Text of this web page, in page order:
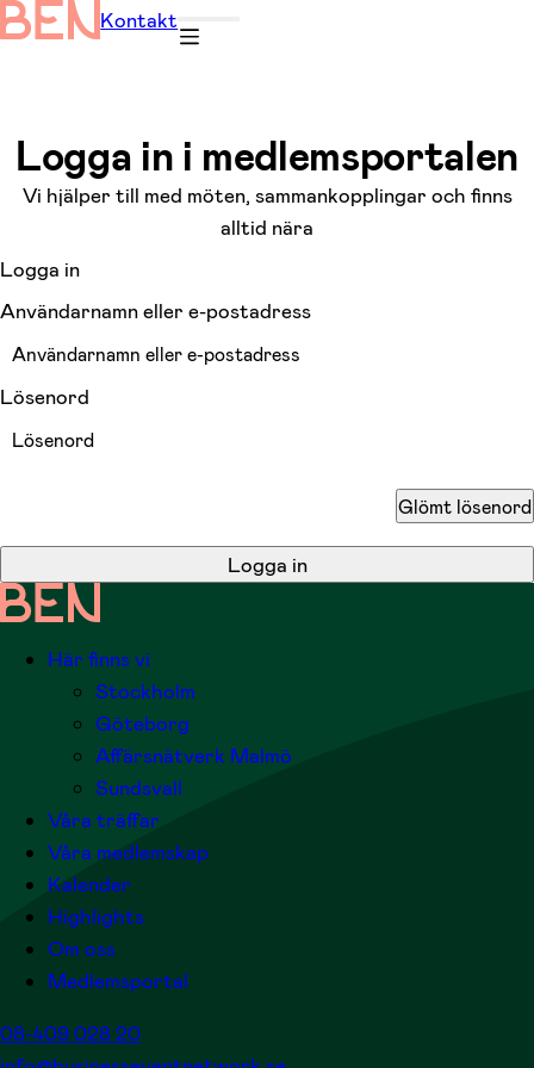
Kontakt
Logga in i medlemsportalen
Vi hjälper till med möten, sammankopplingar och finns
alltid nära
Logga in
Användarnamn eller e-postadress
Lösenord
Glömt lösenord
Logga in
Här finns vi
Stockholm
Göteborg
Affärsnätverk Malmö
Sundsvall
Våra träffar
Våra medlemskap
Kalender
Highlights
Om oss
Medlemsportal
08-409 028 20